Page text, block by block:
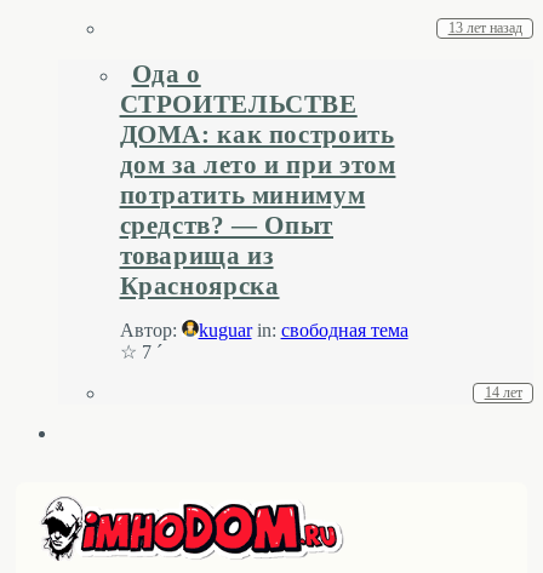
13 лет назад
Ода о
СТРОИТЕЛЬСТВЕ
ДОМА: как построить
дом за лето и при этом
потратить минимум
средств? — Опыт
товарища из
Красноярска
Автор: kuguar in: свободная тема
☆ 7 ´
14 лет